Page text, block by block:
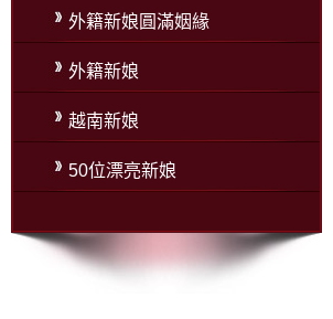
外籍新娘圓滿姻緣
外籍新娘
越南新娘
50位漂亮新娘